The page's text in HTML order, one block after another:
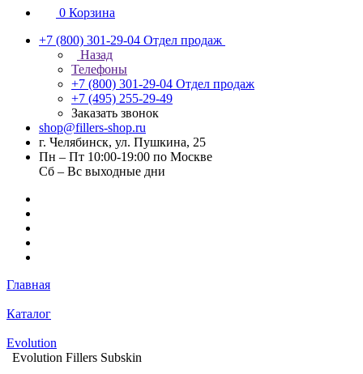
0 Корзина
+7 (800) 301-29-04 Отдел продаж
Назад
Телефоны
+7 (800) 301-29-04 Отдел продаж
+7 (495) 255-29-49
Заказать звонок
shop@fillers-shop.ru
г. Челябинск, ул. Пушкина, 25
Пн – Пт 10:00-19:00 по Москве
Сб – Вс выходные дни
Главная
Каталог
Evolution
Evolution Fillers Subskin